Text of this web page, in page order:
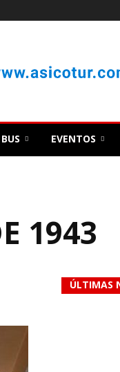
EVENTOS
1943
ÚLTIMAS